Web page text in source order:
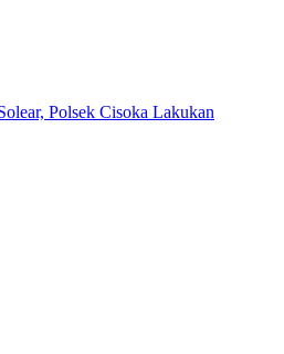
Polsek Cisoka Lakukan